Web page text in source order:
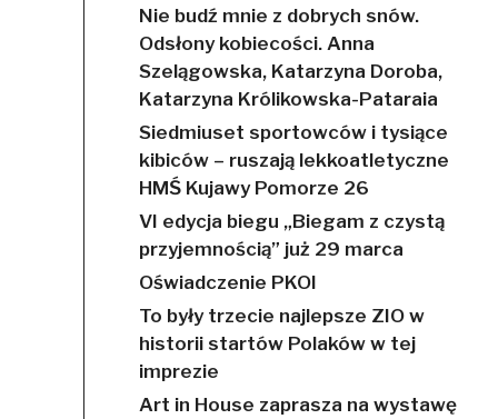
Nie budź mnie z dobrych snów.
Odsłony kobiecości. Anna
Szelągowska, Katarzyna Doroba,
Katarzyna Królikowska-Pataraia
Siedmiuset sportowców i tysiące
kibiców – ruszają lekkoatletyczne
HMŚ Kujawy Pomorze 26
VI edycja biegu „Biegam z czystą
przyjemnością” już 29 marca
Oświadczenie PKOl
To były trzecie najlepsze ZIO w
historii startów Polaków w tej
imprezie
Art in House zaprasza na wystawę